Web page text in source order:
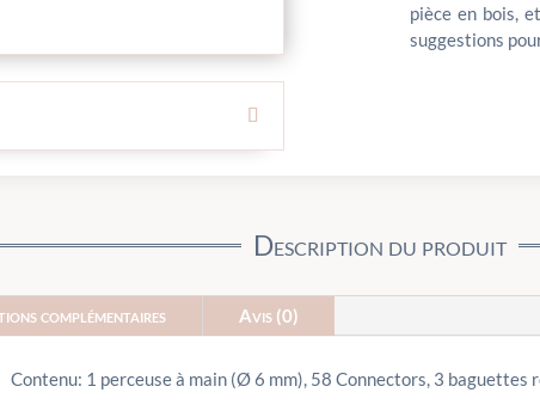
pièce en bois,
suggestions
Description du produit
complémentaires Avis (0)
Contenu: 1 perceuse à main (Ø 6 mm), 58 Connectors, 3 baguettes